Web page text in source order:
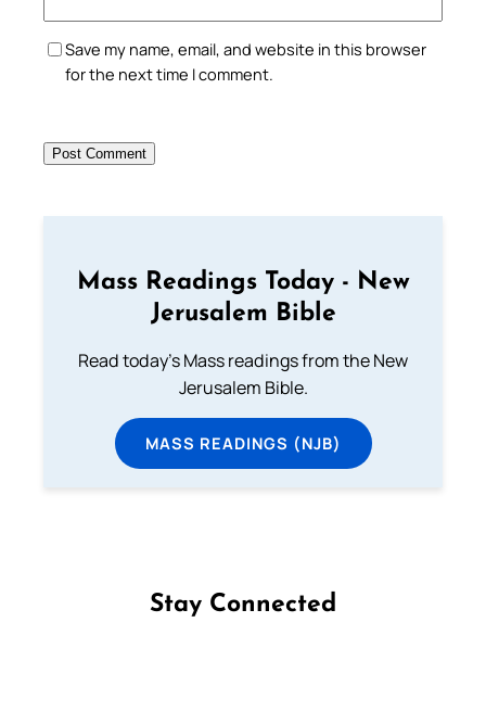
Save my name, email, and website in this browser
for the next time I comment.
Mass Readings Today - New
Jerusalem Bible
Read today's Mass readings from the New
Jerusalem Bible.
MASS READINGS (NJB)
Stay Connected